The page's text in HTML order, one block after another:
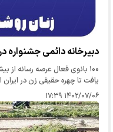
دبیرخانه دائمی
یافت تا چهره حقیقی زن در
نشان دهند
۱۴۰۲/۰۷/۰۶ ۱۷:۳۹